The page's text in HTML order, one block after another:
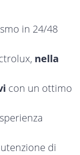
in 24/48
nella
con un ottimo
di